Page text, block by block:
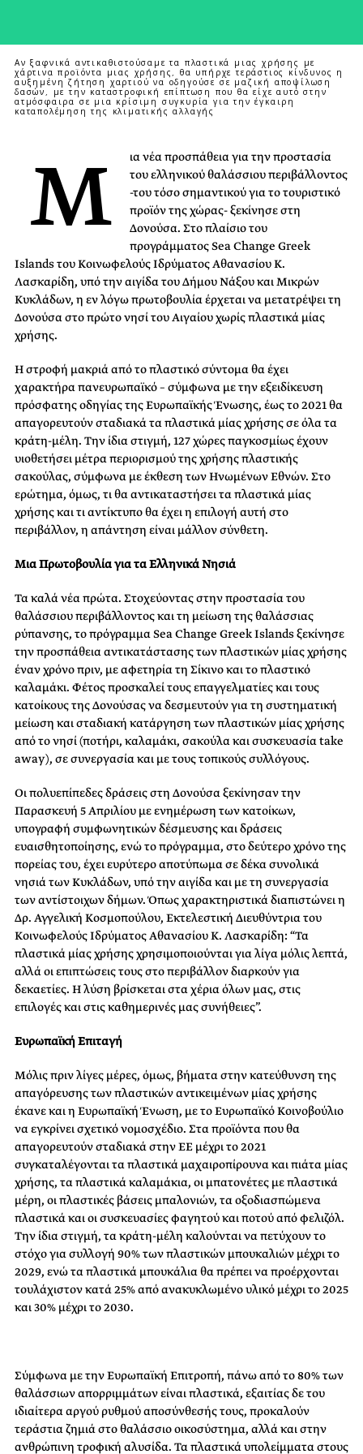
Αν ξαφνικά αντικαθιστούσαμε τα πλαστικά μιας χρήσης με
χάρτινα προϊόντα μιας χρήσης, θα υπήρχε τεράστιος κίνδυνος η
αυξημένη ζήτηση χαρτιού να οδηγούσε σε μαζική αποψίλωση
δασών, με την καταστροφική επίπτωση που θα είχε αυτό στην
ατμόσφαιρα σε μια κρίσιμη συγκυρία για την έγκαιρη
καταπολέμηση της κλιματικής αλλαγής
Μ
ια νέα προσπάθεια για την προστασία
του ελληνικού θαλάσσιου περιβάλλοντος
-του τόσο σημαντικού για το τουριστικό
προϊόν της χώρας- ξεκίνησε στη
Δονούσα. Στο πλαίσιο του
προγράμματος Sea Change Greek
Islands του Κοινωφελούς Ιδρύματος Αθανασίου Κ.
Λασκαρίδη, υπό την αιγίδα του Δήμου Νάξου και Μικρών
Κυκλάδων, η εν λόγω πρωτοβουλία έρχεται να μετατρέψει τη
Δονούσα στο πρώτο νησί του Αιγαίου χωρίς πλαστικά μίας
χρήσης.
Η στροφή μακριά από το πλαστικό σύντομα θα έχει
χαρακτήρα πανευρωπαϊκό – σύμφωνα με την εξειδίκευση
πρόσφατης οδηγίας της Ευρωπαϊκής Ένωσης, έως το 2021 θα
απαγορευτούν σταδιακά τα πλαστικά μίας χρήσης σε όλα τα
κράτη-μέλη. Την ίδια στιγμή, 127 χώρες παγκοσμίως έχουν
υιοθετήσει μέτρα περιορισμού της χρήσης πλαστικής
σακούλας, σύμφωνα με έκθεση των Ηνωμένων Εθνών. Στο
ερώτημα, όμως, τι θα αντικαταστήσει τα πλαστικά μίας
χρήσης και τι αντίκτυπο θα έχει η επιλογή αυτή στο
περιβάλλον, η απάντηση είναι μάλλον σύνθετη.
Μια Πρωτοβουλία για τα Ελληνικά Νησιά
Τα καλά νέα πρώτα. Στοχεύοντας στην προστασία του
θαλάσσιου περιβάλλοντος και τη μείωση της θαλάσσιας
ρύπανσης, το πρόγραμμα Sea Change Greek Islands ξεκίνησε
την προσπάθεια αντικατάστασης των πλαστικών μίας χρήσης
έναν χρόνο πριν, με αφετηρία τη Σίκινο και το πλαστικό
καλαμάκι. Φέτος προσκαλεί τους επαγγελματίες και τους
κατοίκους της Δονούσας να δεσμευτούν για τη συστηματική
μείωση και σταδιακή κατάργηση των πλαστικών μίας χρήσης
από το νησί (ποτήρι, καλαμάκι, σακούλα και συσκευασία take
away), σε συνεργασία και με τους τοπικούς συλλόγους.
Οι πολυεπίπεδες δράσεις στη Δονούσα ξεκίνησαν την
Παρασκευή 5 Απριλίου με ενημέρωση των κατοίκων,
υπογραφή συμφωνητικών δέσμευσης και δράσεις
ευαισθητοποίησης, ενώ το πρόγραμμα, στο δεύτερο χρόνο της
πορείας του, έχει ευρύτερο αποτύπωμα σε δέκα συνολικά
νησιά των Κυκλάδων, υπό την αιγίδα και με τη συνεργασία
των αντίστοιχων δήμων. Όπως χαρακτηριστικά διαπιστώνει η
Δρ. Αγγελική Κοσμοπούλου, Εκτελεστική Διευθύντρια του
Κοινωφελούς Ιδρύματος Αθανασίου Κ. Λασκαρίδη: “Τα
πλαστικά μίας χρήσης χρησιμοποιούνται για λίγα μόλις λεπτά,
αλλά οι επιπτώσεις τους στο περιβάλλον διαρκούν για
δεκαετίες. Η λύση βρίσκεται στα χέρια όλων μας, στις
επιλογές και στις καθημερινές μας συνήθειες”.
Ευρωπαϊκή Επιταγή
Μόλις πριν λίγες μέρες, όμως, βήματα στην κατεύθυνση της
απαγόρευσης των πλαστικών αντικειμένων μίας χρήσης
έκανε και η Ευρωπαϊκή Ένωση, με το Ευρωπαϊκό Κοινοβούλιο
να εγκρίνει σχετικό νομοσχέδιο. Στα προϊόντα που θα
απαγορευτούν σταδιακά στην ΕΕ μέχρι το 2021
συγκαταλέγονται τα πλαστικά μαχαιροπίρουνα και πιάτα μίας
χρήσης, τα πλαστικά καλαμάκια, οι μπατονέτες με πλαστικά
μέρη, οι πλαστικές βάσεις μπαλονιών, τα οξοδιασπώμενα
πλαστικά και οι συσκευασίες φαγητού και ποτού από φελιζόλ.
Την ίδια στιγμή, τα κράτη-μέλη καλούνται να πετύχουν το
στόχο για συλλογή 90% των πλαστικών μπουκαλιών μέχρι το
2029, ενώ τα πλαστικά μπουκάλια θα πρέπει να προέρχονται
τουλάχιστον κατά 25% από ανακυκλωμένο υλικό μέχρι το 2025
και 30% μέχρι το 2030.
Σύμφωνα με την Ευρωπαϊκή Επιτροπή, πάνω από το 80% των
θαλάσσιων απορριμμάτων είναι πλαστικά, εξαιτίας δε του
ιδιαίτερα αργού ρυθμού αποσύνθεσής τους, προκαλούν
τεράστια ζημιά στο θαλάσσιο οικοσύστημα, αλλά και στην
ανθρώπινη τροφική αλυσίδα. Τα πλαστικά υπολείμματα στους